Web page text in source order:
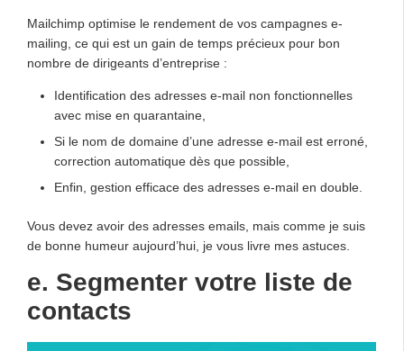
Mailchimp optimise le rendement de vos campagnes e-
mailing, ce qui est un gain de temps précieux pour bon
nombre de dirigeants d’entreprise :
Identification des adresses e-mail non fonctionnelles
avec mise en quarantaine,
Si le nom de domaine d’une adresse e-mail est erroné,
correction automatique dès que possible,
Enfin, gestion efficace des adresses e-mail en double.
Vous devez avoir des adresses emails, mais comme je suis
de bonne humeur aujourd’hui, je vous livre mes astuces.
e. Segmenter votre liste de
contacts